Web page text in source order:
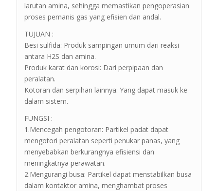
larutan amina, sehingga memastikan pengoperasian
proses pemanis gas yang efisien dan andal.
TUJUAN :
Besi sulfida: Produk sampingan umum dari reaksi
antara H2S dan amina.
Produk karat dan korosi: Dari perpipaan dan
peralatan.
Kotoran dan serpihan lainnya: Yang dapat masuk ke
dalam sistem.
FUNGSI :
1.Mencegah pengotoran: Partikel padat dapat
mengotori peralatan seperti penukar panas, yang
menyebabkan berkurangnya efisiensi dan
meningkatnya perawatan.
2.Mengurangi busa: Partikel dapat menstabilkan busa
dalam kontaktor amina, menghambat proses